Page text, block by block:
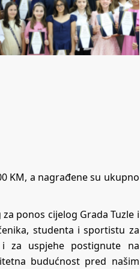
KM, a nagrađene su ukupno
ponos cijelog Grada Tuzle i
studenta i sportistu za
za uspjehe postignute na
budućnost pred našim